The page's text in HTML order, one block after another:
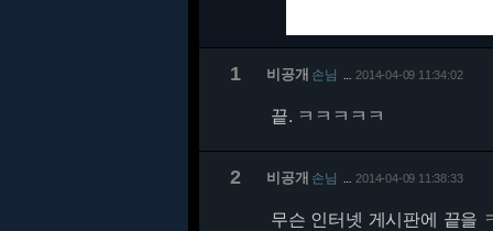
1 비공개 손님 2014-04-09 11:34:02
끝. ㅋㅋㅋㅋㅋ
2 비공개 손님 2014-04-09 11:38:33
무슨 인터넷 게시판에 끝을